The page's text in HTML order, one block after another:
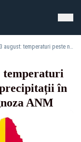
Vremea până pe 3 august: temperaturi peste normal și deficit de precipitații în mare parte din țară. Prognoza ANM
temperaturi
în
ANM